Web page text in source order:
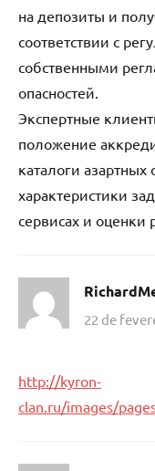
на депозиты и
соответствии с
собственными
опасностей.
Экспертные
положение
каталоги азартных
характеристики
сервисах и оценки
22 de
http://kyron-
clan.ru/images/